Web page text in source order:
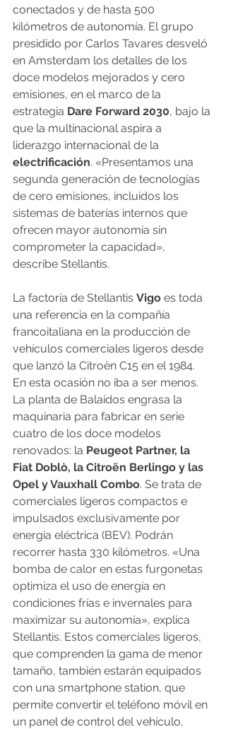
conectados y de hasta 500
kilómetros de autonomía. El grupo
presidido por Carlos Tavares desveló
en Amsterdam los detalles de los
doce modelos mejorados y cero
emisiones, en el marco de la
estrategia Dare Forward 2030, bajo la
que la multinacional aspira a
liderazgo internacional de la
electrificación. «Presentamos una
segunda generación de tecnologías
de cero emisiones, incluidos los
sistemas de baterías internos que
ofrecen mayor autonomía sin
comprometer la capacidad»,
describe Stellantis.
La factoría de Stellantis Vigo es toda
una referencia en la compañía
francoitaliana en la producción de
vehículos comerciales ligeros desde
que lanzó la Citroën C15 en el 1984.
En esta ocasión no iba a ser menos.
La planta de Balaídos engrasa la
maquinaria para fabricar en serie
cuatro de los doce modelos
renovados: la Peugeot Partner, la
Fiat Doblò, la Citroën Berlingo y las
Opel y Vauxhall Combo. Se trata de
comerciales ligeros compactos e
impulsados exclusivamente por
energía eléctrica (BEV). Podrán
recorrer hasta 330 kilómetros. «Una
bomba de calor en estas furgonetas
optimiza el uso de energía en
condiciones frías e invernales para
maximizar su autonomía», explica
Stellantis. Estos comerciales ligeros,
que comprenden la gama de menor
tamaño, también estarán equipados
con una smartphone station, que
permite convertir el teléfono móvil en
un panel de control del vehículo,